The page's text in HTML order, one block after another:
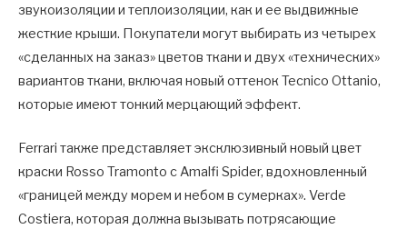
звукоизоляции и теплоизоляции, как и ее выдвижные
жесткие крыши. Покупатели могут выбирать из четырех
«сделанных на заказ» цветов ткани и двух «технических»
вариантов ткани, включая новый оттенок Tecnico Ottanio,
которые имеют тонкий мерцающий эффект.
Ferrari также представляет эксклюзивный новый цвет
краски Rosso Tramonto с Amalfi Spider, вдохновленный
«границей между морем и небом в сумерках». Verde
Costiera, которая должна вызывать потрясающие